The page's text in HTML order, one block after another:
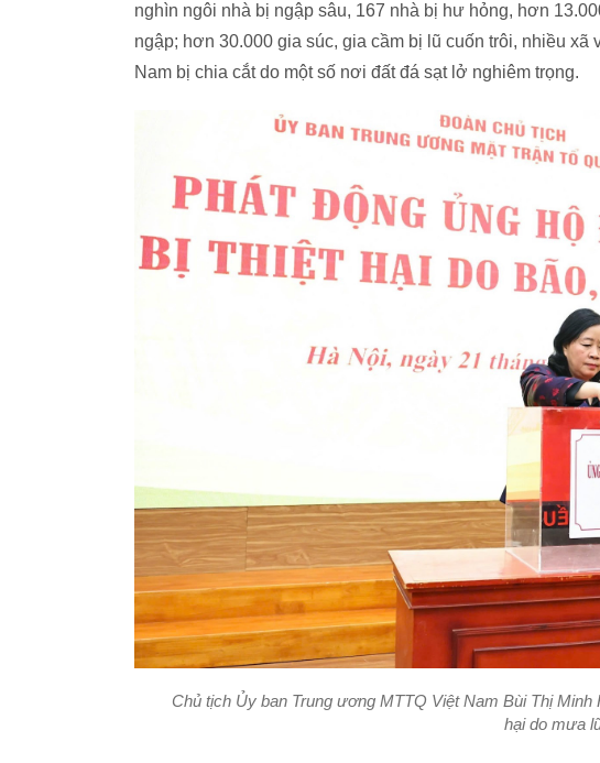
nghìn ngôi nhà bị ngập sâu, 167 nhà bị hư hỏng, hơn
ngập; hơn 30.000 gia súc, gia cầm bị lũ cuốn trôi, nhiều
Nam bị chia cắt do một số nơi đất đá sạt lở nghiêm trọng.
Chủ tịch Ủy ban Trung ương MTTQ Việt Nam Bùi Thị
hại do mưa